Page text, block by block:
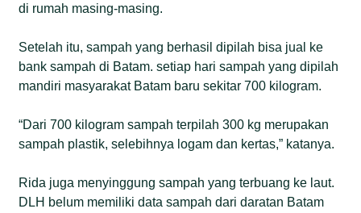
di rumah masing-masing.
Setelah itu, sampah yang berhasil dipilah bisa jual ke
bank sampah di Batam. setiap hari sampah yang dipilah
mandiri masyarakat Batam baru sekitar 700 kilogram.
“Dari 700 kilogram sampah terpilah 300 kg merupakan
sampah plastik, selebihnya logam dan kertas,” katanya.
Rida juga menyinggung sampah yang terbuang ke laut.
DLH belum memiliki data sampah dari daratan Batam